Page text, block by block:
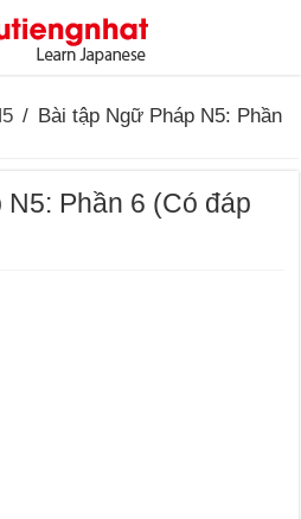
/ Bài tập Ngữ Pháp N5: Phần
Phần 6 (Có đáp